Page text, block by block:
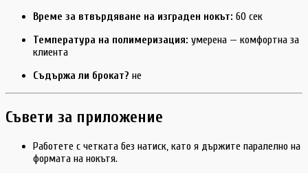
Време за втвърдяване на изграден нокът: 60 сек
Температура на полимеризация: умерена — комфортна за
клиента
Съдържа ли брокат? не
Съвети за приложение
Работете с четката без натиск, като я държите паралелно на
формата на нокътя.